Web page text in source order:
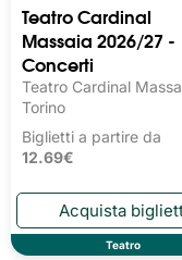
Teatro Cardinal
Massaia 2026/27 -
Concerti
Teatro Cardinal
Torino
Biglietti a partire da
12.69€
Teatro